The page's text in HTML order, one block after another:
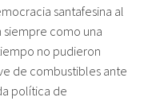
santafesina al
siempre como una
no pudieron
de combustibles ante
política de